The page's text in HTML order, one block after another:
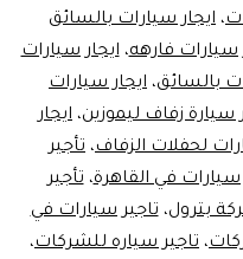
، ايجار سيارات بالسائق
سيارات فارهه،ايجار سيارات
بالسائق، ايجار سيارات
سيارة زفاف ليموزين، ايجار
لحفلات الزفاف، تأجير
سيارات في القاهرة،تأجير
بترول،تاجير سيارات في
، تاجير سياره للشركات،